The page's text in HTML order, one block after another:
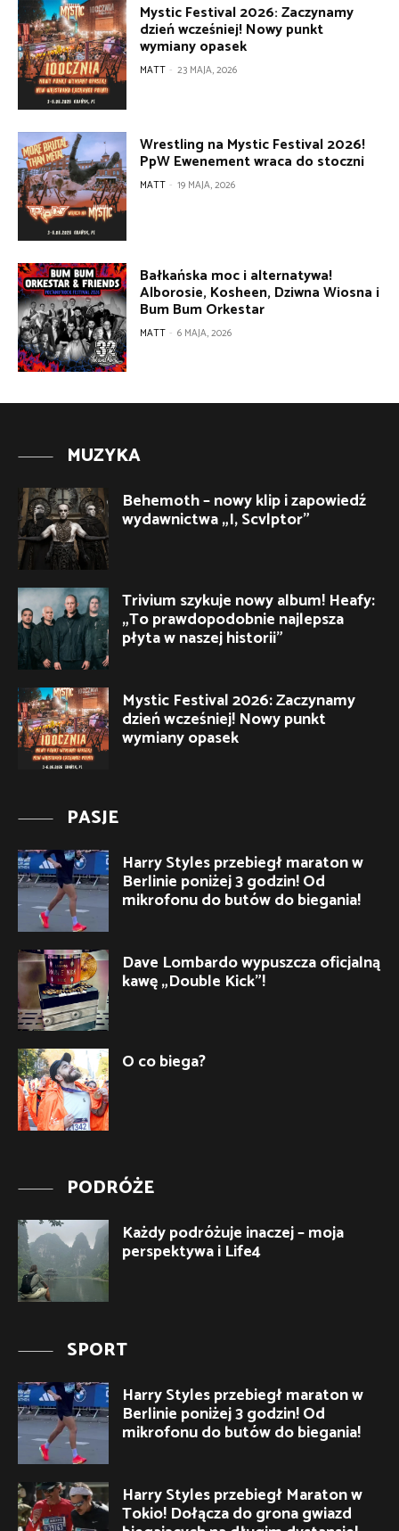
Mystic Festival 2026: Zaczynamy
dzień wcześniej! Nowy punkt
wymiany opasek
MATT - 23 MAJA, 2026
Wrestling na Mystic Festival 2026!
PpW Ewenement wraca do stoczni
MATT - 19 MAJA, 2026
Bałkańska moc i alternatywa!
Alborosie, Kosheen, Dziwna Wiosna i
Bum Bum Orkestar
MATT - 6 MAJA, 2026
MUZYKA
Behemoth – nowy klip i zapowiedź
wydawnictwa „I, Scvlptor”
Trivium szykuje nowy album! Heafy:
„To prawdopodobnie najlepsza
płyta w naszej historii”
Mystic Festival 2026: Zaczynamy
dzień wcześniej! Nowy punkt
wymiany opasek
PASJE
Harry Styles przebiegł maraton w
Berlinie poniżej 3 godzin! Od
mikrofonu do butów do biegania!
Dave Lombardo wypuszcza oficjalną
kawę „Double Kick”!
O co biega?
PODRÓŻE
Każdy podróżuje inaczej – moja
perspektywa i Life4
SPORT
Harry Styles przebiegł maraton w
Berlinie poniżej 3 godzin! Od
mikrofonu do butów do biegania!
Harry Styles przebiegł Maraton w
Tokio! Dołącza do grona gwiazd